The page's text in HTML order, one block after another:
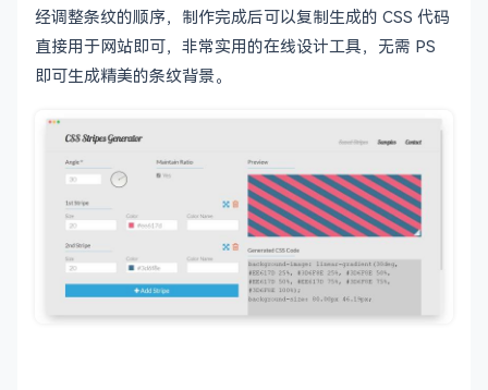
经调整条纹的顺序，制作完成后可以复制生成的 CSS 代码
直接用于网站即可，非常实用的在线设计工具，无需 PS
即可生成精美的条纹背景。